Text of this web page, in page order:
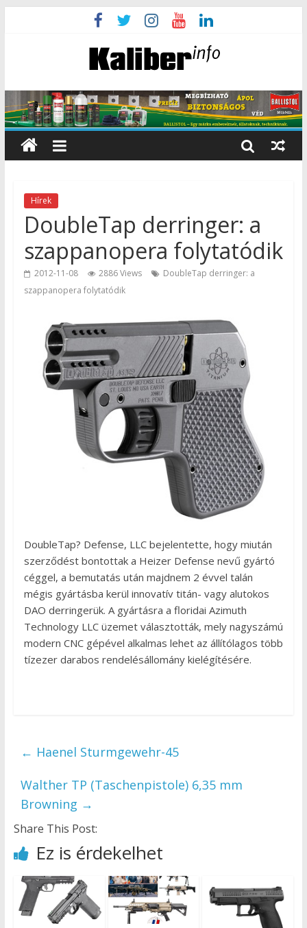
Hírek
DoubleTap derringer: a
szappanopera folytatódik
2012-11-08 2886 Views
DoubleTap derringer: a
szappanopera folytatódik
DoubleTap? Defense, LLC bejelentette, hogy miután
szerződést bontottak a Heizer Defense nevű gyártó
céggel, a bemutatás után majdnem 2 évvel talán
mégis gyártásba kerül innovatív titán- vagy alutokos
DAO derringerük. A gyártásra a floridai Azimuth
Technology LLC üzemet választották, mely nagyszámú
modern CNC gépével alkalmas lehet az állítólagos több
tízezer darabos rendelésállomány kielégítésére.
← Haenel Sturmgewehr-45
Walther TP (Taschenpistole) 6,35 mm
Browning →
Share This Post:
Ez is érdekelhet